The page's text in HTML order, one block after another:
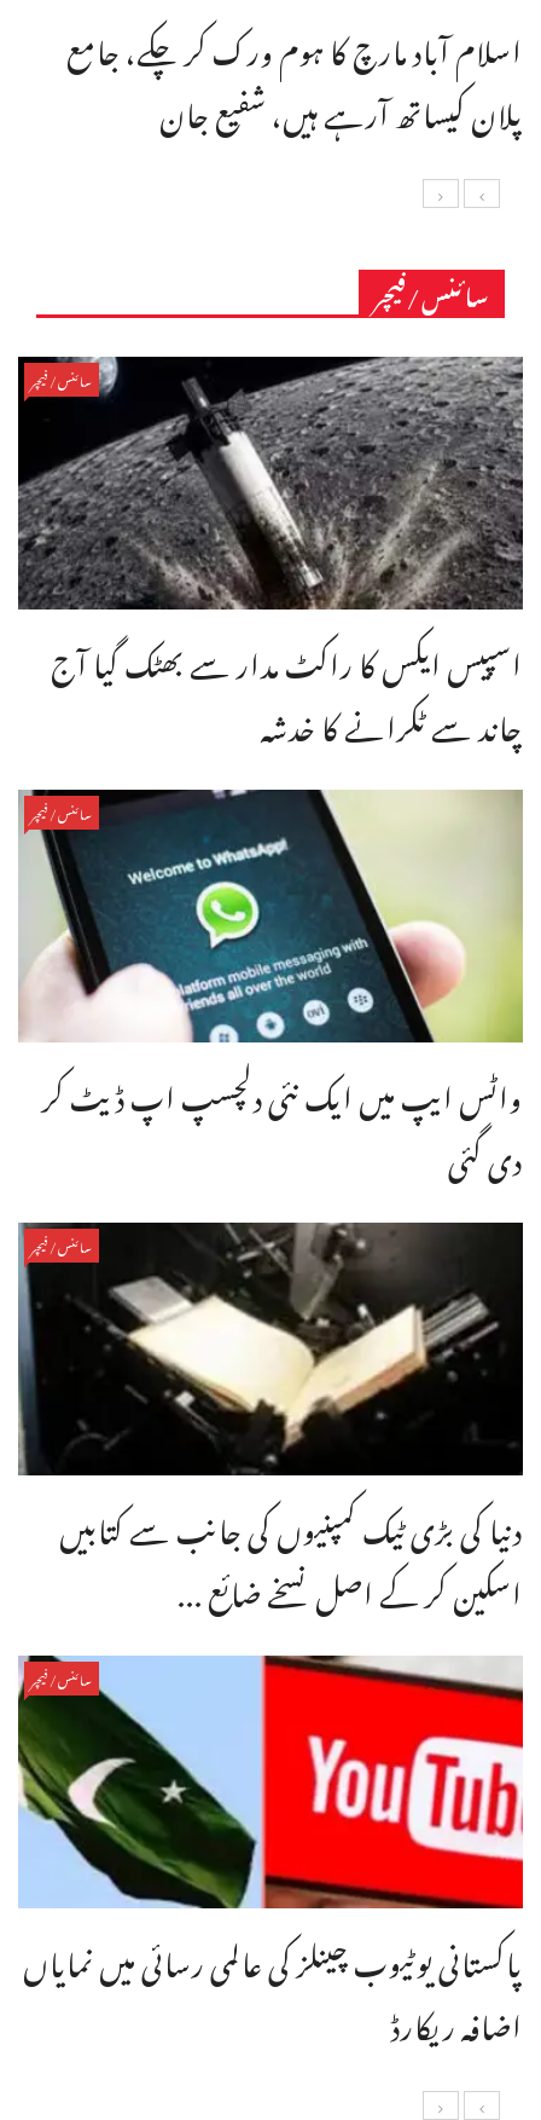
اسلام آباد مارچ کا ہوم ورک کر چکے، جامع
پلان کیساتھ آرہے ہیں، شفیع جان
سائنس/فیچر
سائنس/فیچر
اسپیس ایکس کا راکٹ مدار سے بھٹک گیا آج
چاند سے ٹکرانے کا خدشہ
سائنس/فیچر
واٹس ایپ میں ایک نئی دلچسپ اپ ڈیٹ کر
دی گئی
سائنس/فیچر
دنیا کی بڑی ٹیک کمپنیوں کی جانب سے کتابیں
اسکین کر کے اصل نسخے ضائع ...
سائنس/فیچر
پاکستانی یوٹیوب چینلز کی عالمی رسائی میں نمایاں
اضافہ ریکارڈ